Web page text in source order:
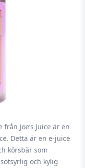
Joe’s Juice är en
Detta är en e-juice
körsbär som
och kylig